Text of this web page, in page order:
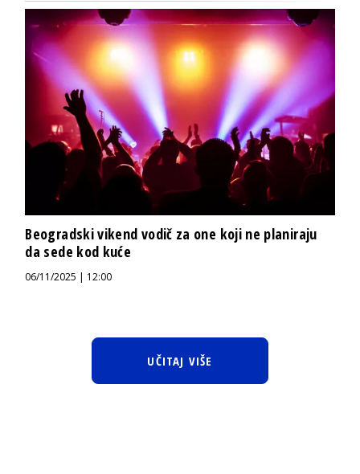
Beogradski vikend vodič za one koji ne planiraju
da sede kod kuće
06/11/2025 | 12:00
UČITAJ VIŠE